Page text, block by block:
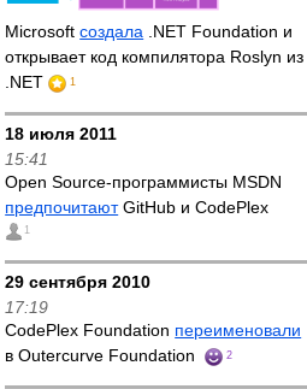
Microsoftсоздала .NET Foundation и
открывает код компилятора Roslyn из
.NET
1
18 июля 2011
15:41
Open Source-программисты MSDN
предпочитаютGitHub и CodePlex
1
29 сентября 2010
17:19
CodePlex Foundation переименовали
в Outercurve Foundation
2